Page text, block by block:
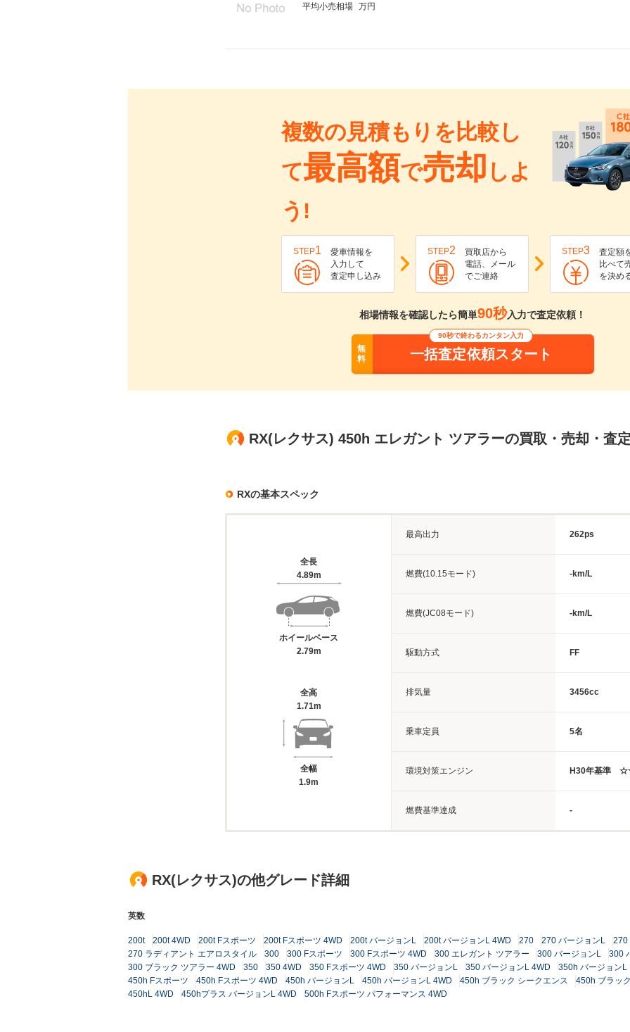
平均小売相場 万円
複数の見積もりを比較し
て最高額で売却 しよ
う!
STEP1
愛車情報を
入力して
査定申し込み
STEP2
買取店から
電話、メール
でご連絡
STEP3
査定額
比べて
を決め
相場情報を確認したら簡単90秒入力で査定依頼！
無
料
90秒で終わるカンタン入力
一括査定依頼スタート
RX(レクサス) 450h エレガント ツアラーの買取・売却・査
RXの基本スペック
全長
4.89m
ホイールベース
2.79m
全高
1.71m
全幅
1.9m
最高出力 262ps
燃費(10.15モード) -km/L
燃費(JC08モード) -km/L
駆動方式 FF
排気量 3456cc
乗車定員 5名
環境対策エンジン H30年基準
燃費基準達成 -
RX(レクサス)の他グレード詳細
英数
200t 200t 4WD 200t Fスポーツ 200t Fスポーツ 4WD 200t バージョンL 200t バージョンL 4WD 270 270 バージョンL
270
270 ラディアント エアロスタイル
300 300 Fスポーツ 300 Fスポーツ 4WD 300 エレガント ツアラー 300 バージョンL 300
300 ブラック ツアラー 4WD
350 350 4WD 350 Fスポーツ 4WD 350 バージョンL 350 バージョンL 4WD 350h バージョンL
450h Fスポーツ
450h Fスポーツ 4WD 450h バージョンL 450h バージョンL 4WD 450h ブラック シークエンス 450h ブラッ
450hL 4WD
450hプラス バージョンL 4WD 500h Fスポーツ パフォーマンス 4WD